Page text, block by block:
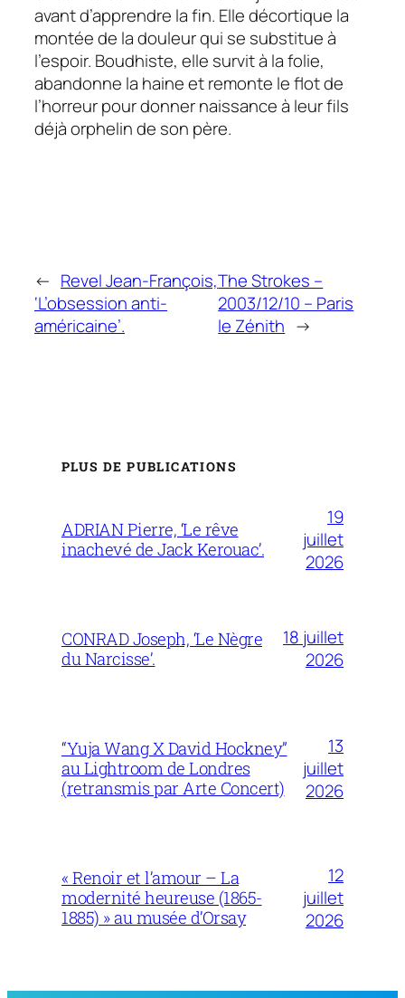
avant d’apprendre la fin. Elle décortique la
montée de la douleur qui se substitue à
l’espoir. Boudhiste, elle survit à la folie,
abandonne la haine et remonte le flot de
l’horreur pour donner naissance à leur fils
déjà orphelin de son père.
← Revel Jean-François,
‘L’obsession anti-
américaine’.
The Strokes –
2003/12/10 – Paris
le Zénith →
PLUS DE PUBLICATIONS
ADRIAN Pierre, ‘Le rêve
inachevé de Jack Kerouac’.
19
juillet
2026
CONRAD Joseph, ‘Le Nègre
du Narcisse’.
18 juillet
2026
“Yuja Wang X David Hockney”
au Lightroom de Londres
(retransmis par Arte Concert)
13
juillet
2026
« Renoir et l’amour – La
modernité heureuse (1865-
1885) » au musée d’Orsay
12
juillet
2026